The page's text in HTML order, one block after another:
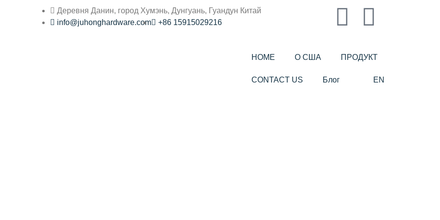
Деревня Данин, город Хумэнь, Дунгуань, Гуандун Китай
info@juhonghardware.com
+86 15915029216
HOME О США ПРОДУКТ
CONTACT US Блог EN